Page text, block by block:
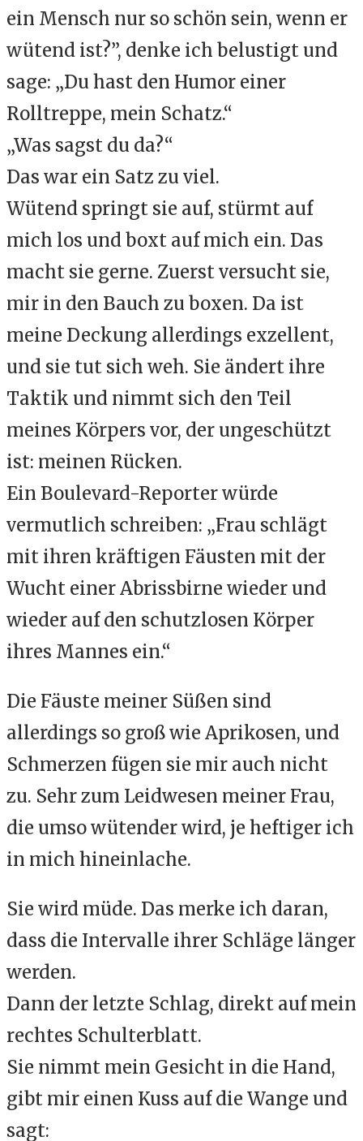
ein Mensch nur so schön sein, wenn er
wütend ist?”, denke ich belustigt und
sage: „Du hast den Humor einer
Rolltreppe, mein Schatz.“
„Was sagst du da?“
Das war ein Satz zu viel.
Wütend springt sie auf, stürmt auf
mich los und boxt auf mich ein. Das
macht sie gerne. Zuerst versucht sie,
mir in den Bauch zu boxen. Da ist
meine Deckung allerdings exzellent,
und sie tut sich weh. Sie ändert ihre
Taktik und nimmt sich den Teil
meines Körpers vor, der ungeschützt
ist: meinen Rücken.
Ein Boulevard-Reporter würde
vermutlich schreiben: „Frau schlägt
mit ihren kräftigen Fäusten mit der
Wucht einer Abrissbirne wieder und
wieder auf den schutzlosen Körper
ihres Mannes ein.“
Die Fäuste meiner Süßen sind
allerdings so groß wie Aprikosen, und
Schmerzen fügen sie mir auch nicht
zu. Sehr zum Leidwesen meiner Frau,
die umso wütender wird, je heftiger ich
in mich hineinlache.
Sie wird müde. Das merke ich daran,
dass die Intervalle ihrer Schläge länger
werden.
Dann der letzte Schlag, direkt auf mein
rechtes Schulterblatt.
Sie nimmt mein Gesicht in die Hand,
gibt mir einen Kuss auf die Wange und
sagt: